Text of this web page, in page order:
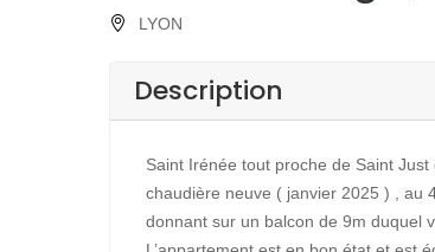
LYON
Description
Saint Irénée tout proche de Saint
chaudière neuve ( janvier 2025 ) , au
donnant sur un balcon de 9m duquel